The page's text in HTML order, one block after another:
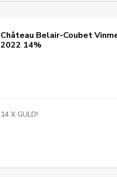
Château Belair-Coubet
2022 14%
14 X GULD!